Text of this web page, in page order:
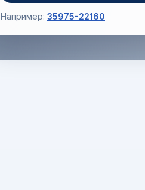
Например: 35975-22160